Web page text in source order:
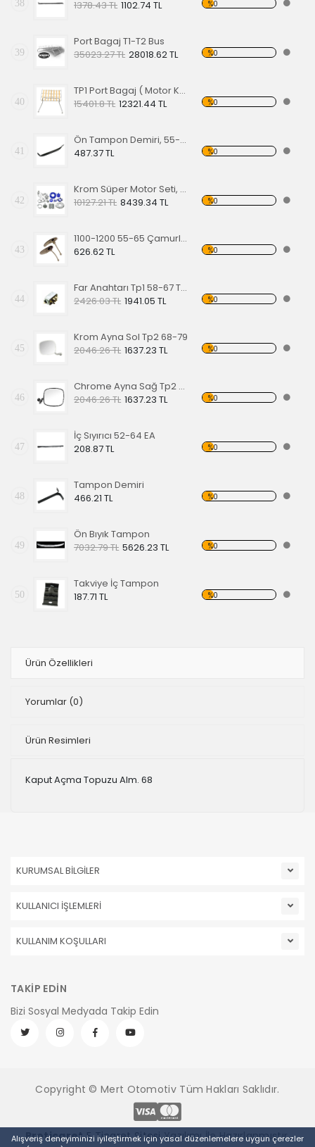
38
1378.43 TL 1102.74 TL %0
39
Port Bagaj T1-T2 Bus
35023.27 TL 28018.62 TL %0
40
TP1 Port Bagaj ( Motor Kaput Üstü )
15401.8 TL 12321.44 TL %0
41
Ön Tampon Demiri, 55-67 EA
487.37 TL
%0
42
Krom Süper Motor Seti, Mavi
10127.21 TL 8439.34 TL %0
43
1100-1200 55-65 Çamurluk Sinyali Alt Lastiği Takımı
626.62 TL
%0
44
Far Anahtarı Tp1 58-67 Tp2 68-70 Tp3 64-67
2426.03 TL 1941.05 TL %0
45
Krom Ayna Sol Tp2 68-79
2046.26 TL 1637.23 TL %0
46
Chrome Ayna Sağ Tp2 68-79
2046.26 TL 1637.23 TL %0
47
İç Sıyırıcı 52-64 EA
208.87 TL
%0
48
Tampon Demiri
466.21 TL
%0
49
Ön Bıyık Tampon
7032.79 TL 5626.23 TL %0
50
Takviye İç Tampon
187.71 TL
%0
Ürün Özellikleri
Yorumlar (0)
Ürün Resimleri
Kaput Açma Topuzu Alm. 68
Alışveriş deneyiminizi iyileştirmek için yasal düzenlemelere uygun çerezler
KURUMSAL BİLGİLER
KULLANICI İŞLEMLERİ
KULLANIM KOŞULLARI
TAKİP EDİN
Bizi Sosyal Medyada Takip Edin
Copyright © Mert Otomotiv Tüm Hakları Saklıdır.
Pro ticaret E Ticaret SitesiYazılımı İle Hazırlanmıştır.